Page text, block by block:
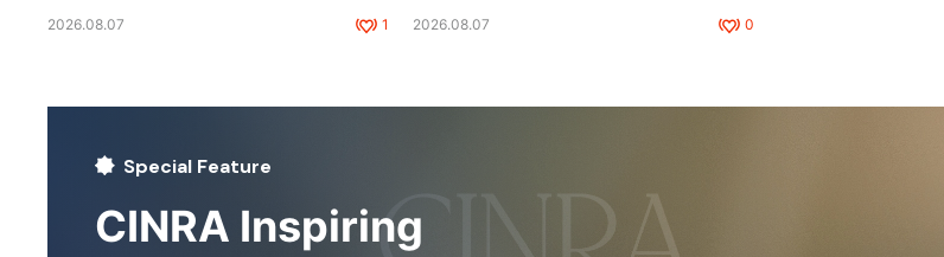
2026.08.07 1 2026.08.07 0
Special Feature
CINRA Inspiring